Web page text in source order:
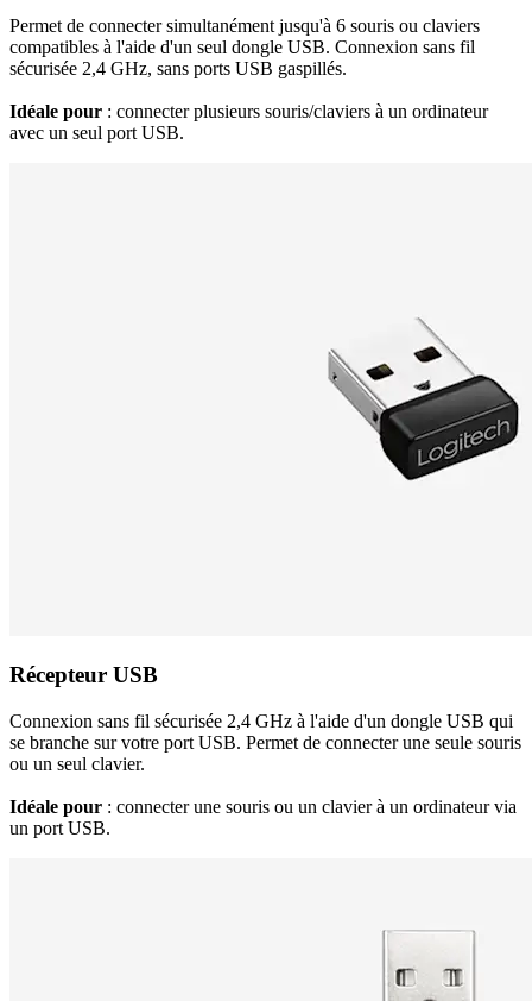
Permet de connecter simultanément jusqu'à 6 souris ou claviers
compatibles à l'aide d'un seul dongle USB. Connexion sans fil
sécurisée 2,4 GHz, sans ports USB gaspillés.
Idéale pour : connecter plusieurs souris/claviers à un ordinateur
avec un seul port USB.
Récepteur USB
Connexion sans fil sécurisée 2,4 GHz à l'aide d'un dongle USB qui
se branche sur votre port USB. Permet de connecter une seule souris
ou un seul clavier.
Idéale pour : connecter une souris ou un clavier à un ordinateur via
un port USB.